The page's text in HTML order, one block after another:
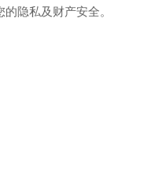
隐私及财产安全。